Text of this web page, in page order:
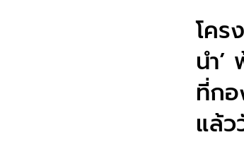
โคร
นำ’
ที่ก
แล้ว